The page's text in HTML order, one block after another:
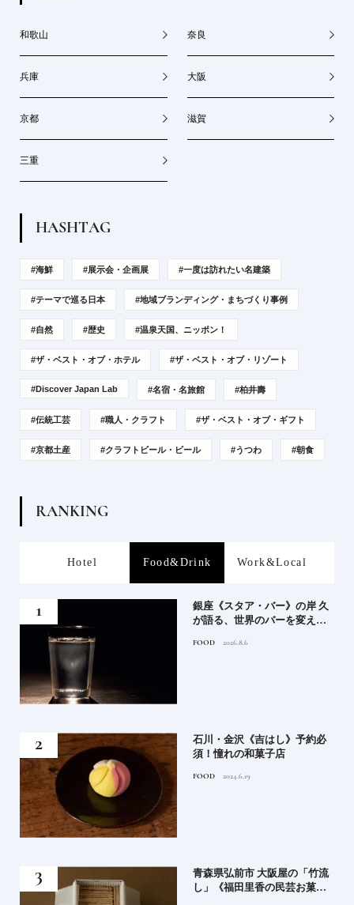
和歌山 奈良
兵庫 大阪
京都 滋賀
三重
HASHTAG
#海鮮 #展示会・企画展 #一度は訪れたい名建築
#テーマで巡る日本 #地域ブランディング・まちづくり事例
#自然 #歴史 #温泉天国、ニッポン！
#ザ・ベスト・オブ・ホテル #ザ・ベスト・オブ・リゾート
#Discover Japan Lab #名宿・名旅館 #柏井壽
#伝統工芸 #職人・クラフト #ザ・ベスト・オブ・ギフト
#京都土産 #クラフトビール・ビール #うつわ #朝食
RANKING
Hotel Food&Drink Work&Local
銀座《スタア・バー》の岸 久
が語る、世界のバーを変えたN
天然氷のつくり手へ
FOOD 2026.8.6
石川・金沢《吉はし》予約必
須！憧れの和菓子店
FOOD 2024.6.19
青森県弘前市 大阪屋の「竹流
し」《福田里香の民芸お菓子